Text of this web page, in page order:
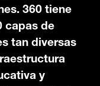
360 tiene
capas de
tan diversas
y